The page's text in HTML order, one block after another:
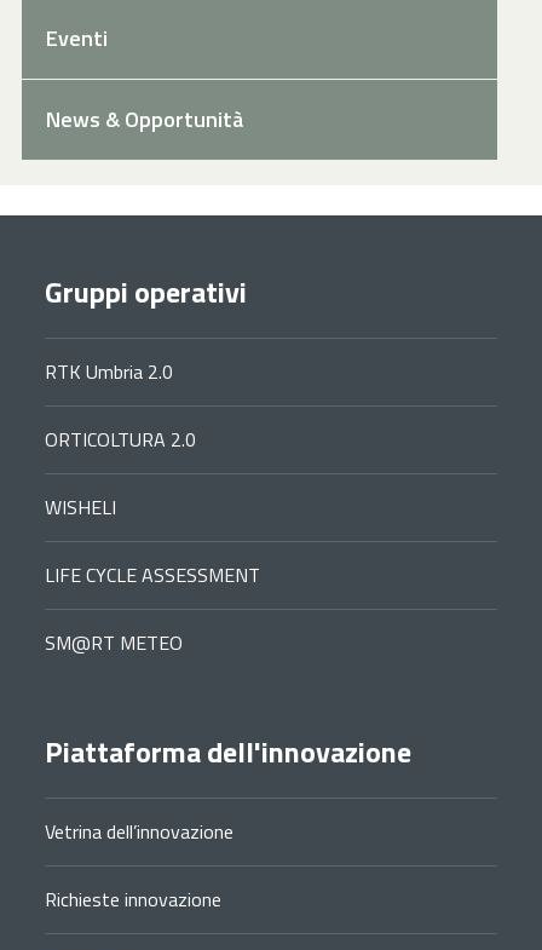
Eventi
News & Opportunità
Gruppi operativi
RTK Umbria 2.0
ORTICOLTURA 2.0
WISHELI
LIFE CYCLE ASSESSMENT
SM@RT METEO
Piattaforma dell'innovazione
Vetrina dell’innovazione
Richieste innovazione